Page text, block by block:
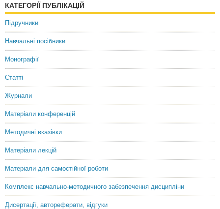
Pletenetska Svetlana M.
КАТЕГОРІЇ ПУБЛІКАЦІЙ
Підручники
Навчальні посібники
Монографії
Статті
Журнали
Матеріали конференцій
Методичні вказівки
Матеріали лекцій
Матеріали для самостійної роботи
Комплекс навчально-методичного забезпечення дисципліни
Дисертації, автореферати, відгуки